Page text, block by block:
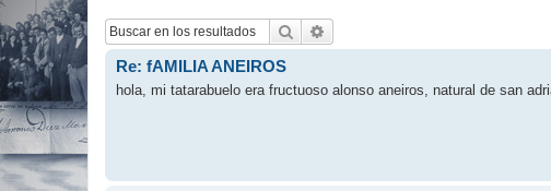
Buscar
Re: fAMILIA ANEIROS
hola, mi tatarabuelo era fructuoso alonso aneiros, natural de san